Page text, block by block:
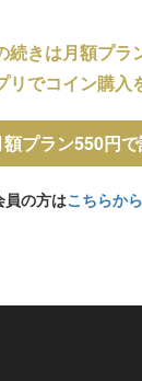
続きは月額プラ
リでコイン購入
額プラン550円
員の方はこちらか